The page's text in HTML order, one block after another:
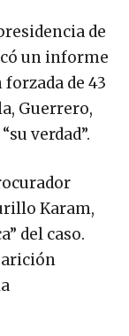
de
un informe
de 43
Guerrero,
verdad”.
Karam,
del caso.